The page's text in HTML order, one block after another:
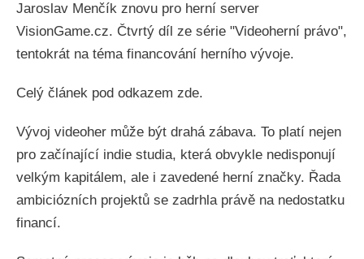
Jaroslav Menčík znovu pro herní server
VisionGame.cz. Čtvrtý díl ze série "Videoherní právo",
tentokrát na téma financování herního vývoje.
Celý článek pod odkazem zde.
Vývoj videoher může být drahá zábava. To platí nejen
pro začínající indie studia, která obvykle nedisponují
velkým kapitálem, ale i zavedené herní značky. Řada
ambiciózních projektů se zadrhla právě na nedostatku
financí.